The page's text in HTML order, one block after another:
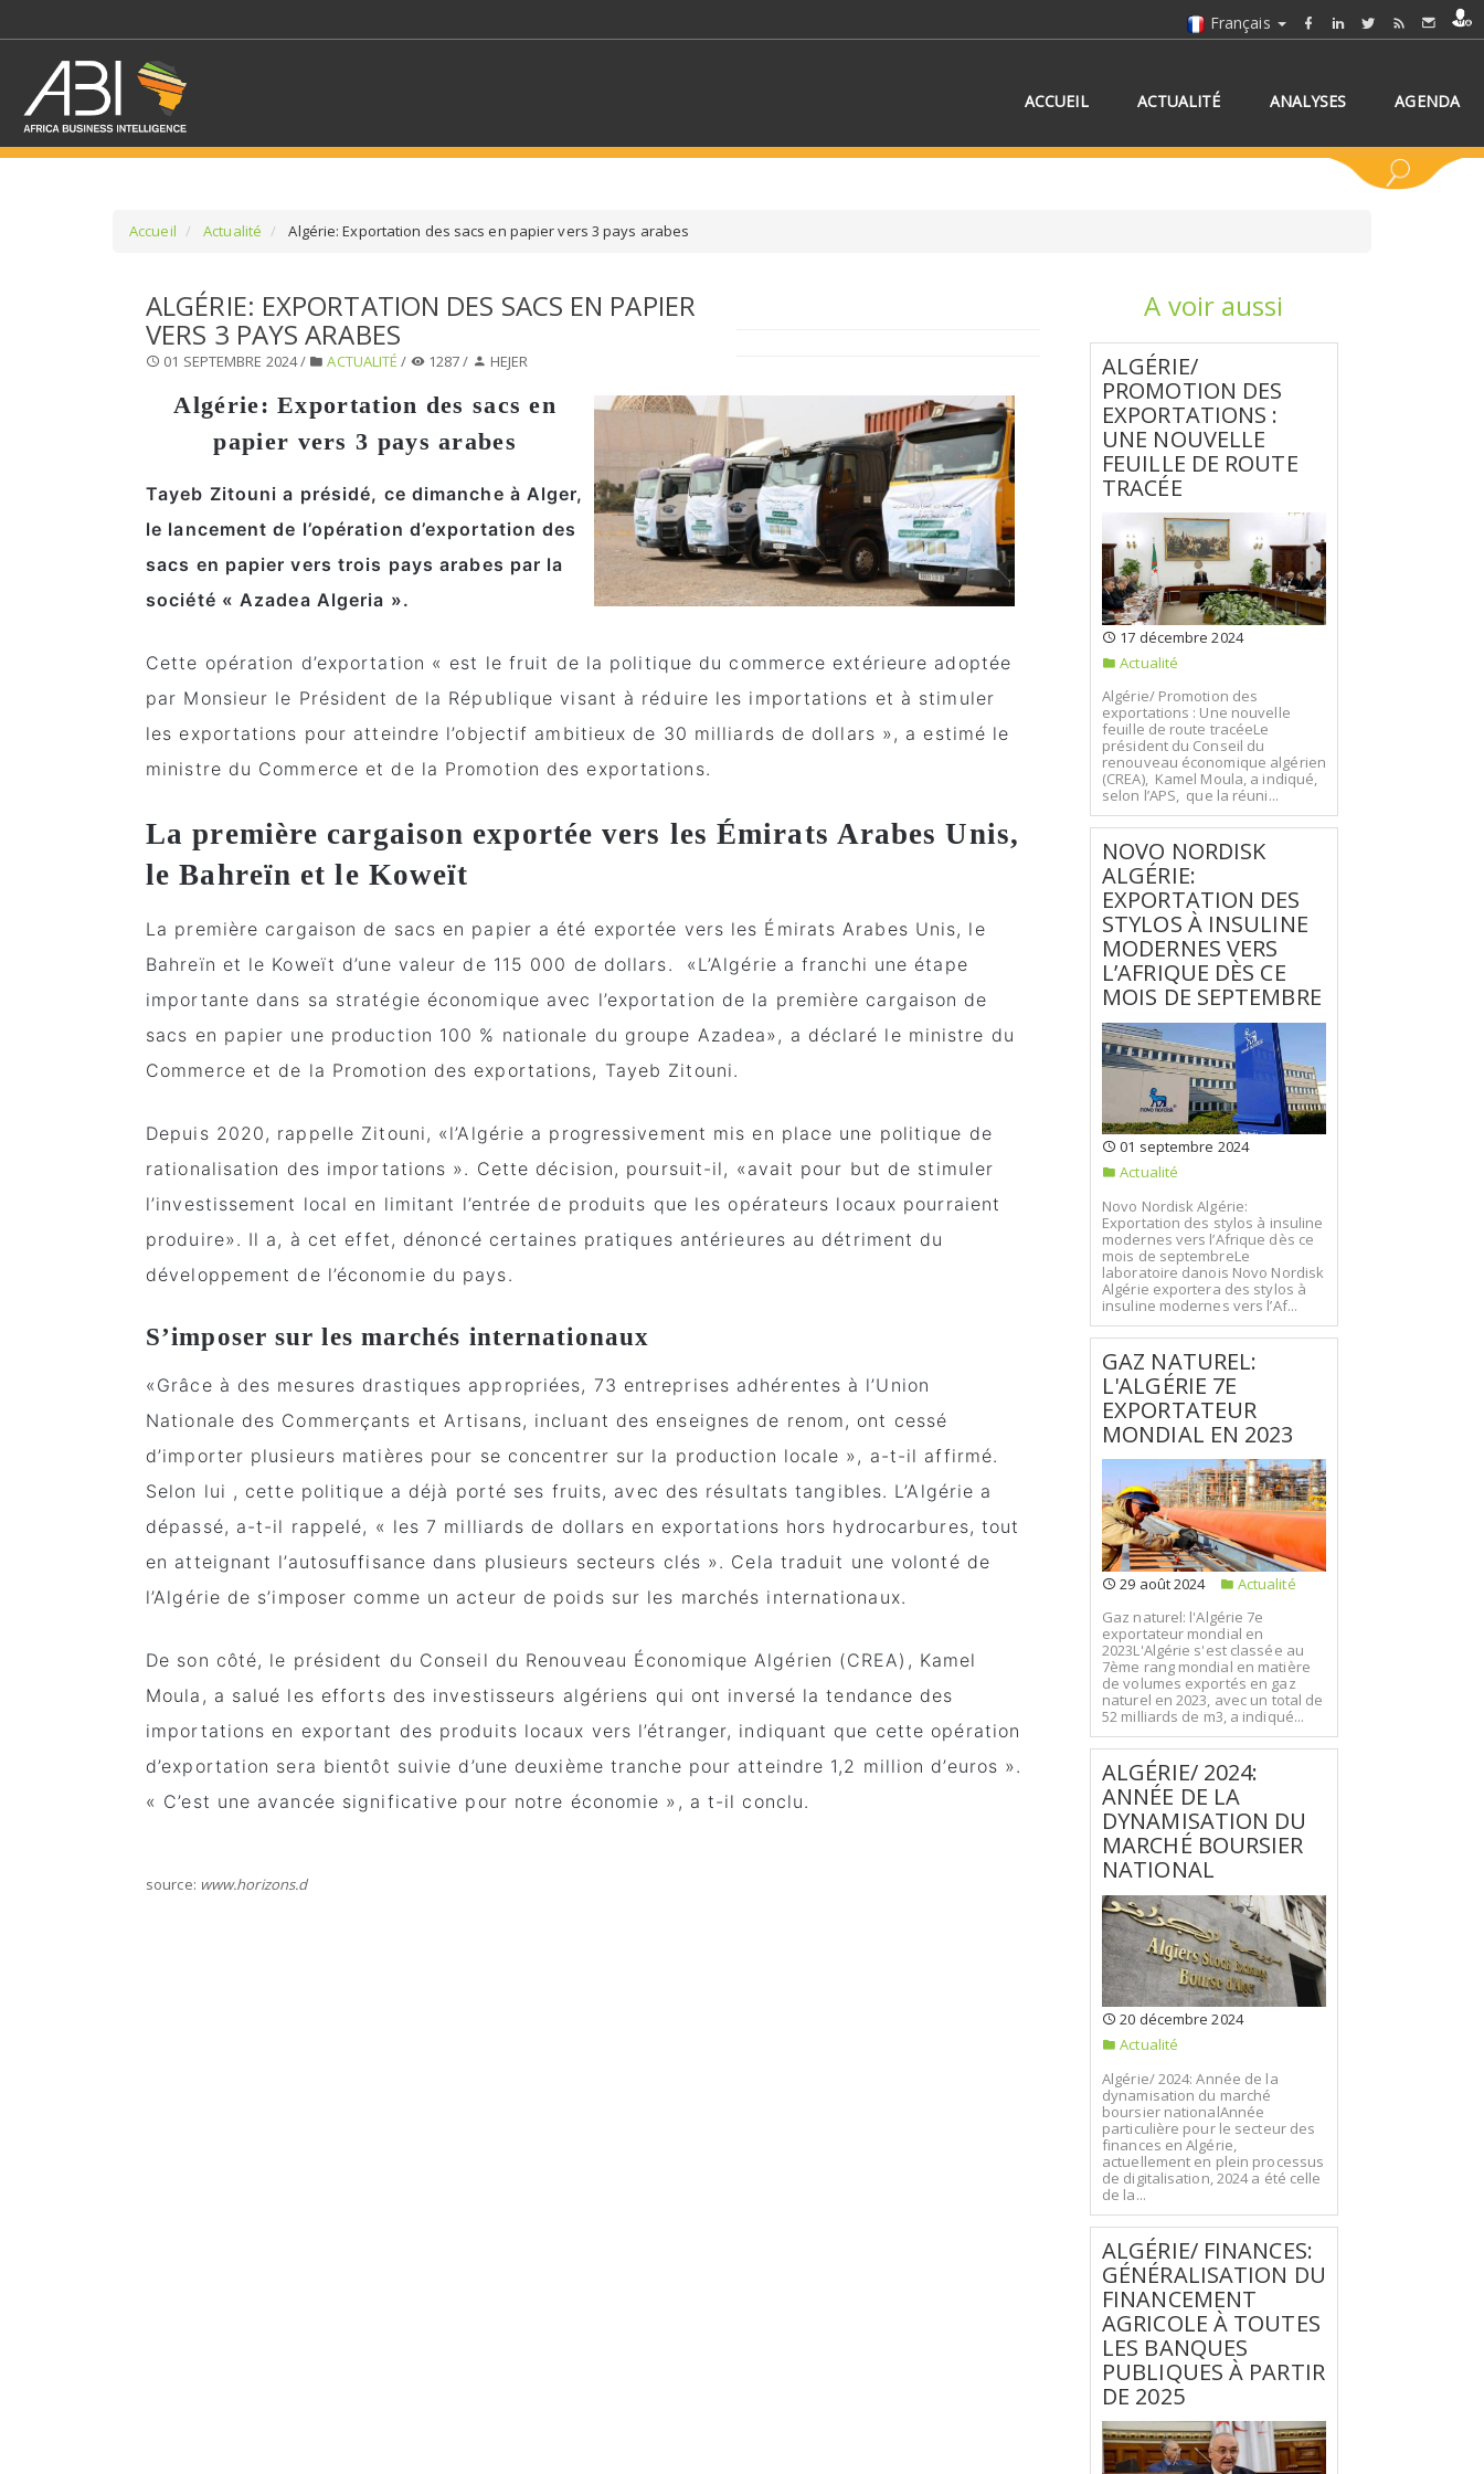
Français
ACCUEIL ACTUALITÉ ANALYSES AGENDA
SELECTIONNEZ UNE SECTION SÉLECTIONNEZ UN/DES PAYS
Accueil Actualité Algérie: Exportation des sacs en papier vers 3 pays arabes
ALGÉRIE: EXPORTATION DES SACS EN PAPIER
VERS 3 PAYS ARABES
01 SEPTEMBRE 2024 / ACTUALITÉ / 1287 / HEJER
Algérie: Exportation des sacs en
papier vers 3 pays arabes
Tayeb Zitouni a présidé, ce dimanche à Alger,
le lancement de l’opération d’exportation des
sacs en papier vers trois pays arabes par la
société « Azadea Algeria ».
Cette opération d’exportation « est le fruit de la politique du commerce extérieure adoptée
par Monsieur le Président de la République visant à réduire les importations et à stimuler
les exportations pour atteindre l’objectif ambitieux de 30 milliards de dollars », a estimé le
ministre du Commerce et de la Promotion des exportations.
La première cargaison exportée vers les Émirats Arabes Unis,
le Bahreïn et le Koweït
La première cargaison de sacs en papier a été exportée vers les Émirats Arabes Unis, le
Bahreïn et le Koweït d’une valeur de 115 000 de dollars. «L’Algérie a franchi une étape
importante dans sa stratégie économique avec l’exportation de la première cargaison de
sacs en papier une production 100 % nationale du groupe Azadea», a déclaré le ministre du
Commerce et de la Promotion des exportations, Tayeb Zitouni.
Depuis 2020, rappelle Zitouni, «l’Algérie a progressivement mis en place une politique de
rationalisation des importations ». Cette décision, poursuit-il, «avait pour but de stimuler
l’investissement local en limitant l’entrée de produits que les opérateurs locaux pourraient
produire». Il a, à cet effet, dénoncé certaines pratiques antérieures au détriment du
développement de l’économie du pays.
S’imposer sur les marchés internationaux
«Grâce à des mesures drastiques appropriées, 73 entreprises adhérentes à l’Union
Nationale des Commerçants et Artisans, incluant des enseignes de renom, ont cessé
d’importer plusieurs matières pour se concentrer sur la production locale », a-t-il affirmé.
Selon lui , cette politique a déjà porté ses fruits, avec des résultats tangibles. L’Algérie a
dépassé, a-t-il rappelé, « les 7 milliards de dollars en exportations hors hydrocarbures, tout
en atteignant l’autosuffisance dans plusieurs secteurs clés ». Cela traduit une volonté de
l’Algérie de s’imposer comme un acteur de poids sur les marchés internationaux.
De son côté, le président du Conseil du Renouveau Économique Algérien (CREA), Kamel
Moula, a salué les efforts des investisseurs algériens qui ont inversé la tendance des
importations en exportant des produits locaux vers l’étranger, indiquant que cette opération
d’exportation sera bientôt suivie d’une deuxième tranche pour atteindre 1,2 million d’euros ».
« C’est une avancée significative pour notre économie », a t-il conclu.
source: www.horizons.d
A voir aussi
ALGÉRIE/
PROMOTION DES
EXPORTATIONS :
UNE NOUVELLE
FEUILLE DE ROUTE
TRACÉE
17 décembre 2024
Actualité
Algérie/ Promotion des
exportations : Une nouvelle
feuille de route tracéeLe
président du Conseil du
renouveau économique algérien
(CREA), Kamel Moula, a indiqué,
selon l’APS, que la réuni...
NOVO NORDISK
ALGÉRIE:
EXPORTATION DES
STYLOS À INSULINE
MODERNES VERS
L’AFRIQUE DÈS CE
MOIS DE SEPTEMBRE
01 septembre 2024
Actualité
Novo Nordisk Algérie:
Exportation des stylos à insuline
modernes vers l’Afrique dès ce
mois de septembreLe
laboratoire danois Novo Nordisk
Algérie exportera des stylos à
insuline modernes vers l’Af...
GAZ NATUREL:
L'ALGÉRIE 7E
EXPORTATEUR
MONDIAL EN 2023
29 août 2024
Actualité
Gaz naturel: l'Algérie 7e
exportateur mondial en
2023L'Algérie s'est classée au
7ème rang mondial en matière
de volumes exportés en gaz
naturel en 2023, avec un total de
52 milliards de m3, a indiqué...
ALGÉRIE/ 2024:
ANNÉE DE LA
DYNAMISATION DU
MARCHÉ BOURSIER
NATIONAL
20 décembre 2024
Actualité
Algérie/ 2024: Année de la
dynamisation du marché
boursier nationalAnnée
particulière pour le secteur des
finances en Algérie,
actuellement en plein processus
de digitalisation, 2024 a été celle
de la...
ALGÉRIE/ FINANCES:
GÉNÉRALISATION DU
FINANCEMENT
AGRICOLE À TOUTES
LES BANQUES
PUBLIQUES À PARTIR
DE 2025